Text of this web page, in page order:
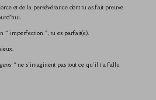
et de la persévérance dont tu as fait preuve
« imperfection », tu es parfait(e).
»ne s’imaginent pas tout ce qu’il t’a fallu